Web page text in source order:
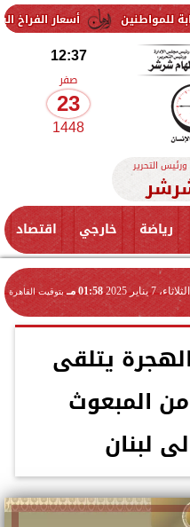
أسعار الفراخ اليوم السبت 8 أغسطس 2026.. تراجع واستقرار في بورصة الدواجن
12:37
صفر
23
1448
التحرير
رياضة خارجي اقتصاد
الثلاثاء، 7 يناير 2025 01:58 مـ بتوقيت القاهرة
يتلقى
من المبعوث
لبنان